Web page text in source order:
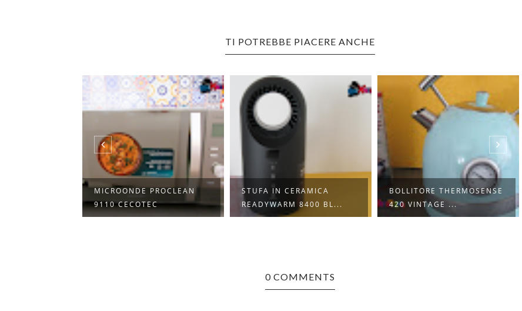
TI POTREBBE PIACERE ANCHE
MICROONDE PROCLEAN
9110 CECOTEC
STUFA IN CERAMICA
READYWARM 8400 BL...
BOLLITORE THERMOSENSE
420 VINTAGE ...
0 COMMENTS